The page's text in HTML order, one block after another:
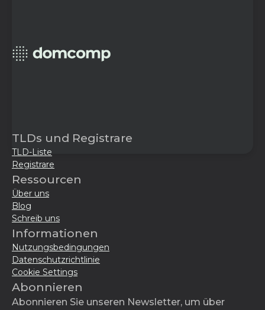
TLDs und Registrare
TLD-Liste
Registrare
Ressourcen
Über uns
Blog
Schreib uns
Informationen
Nutzungsbedingungen
Datenschutzrichtlinie
Cookie Settings
Abonnieren
Abonnieren Sie unseren Newsletter, um über